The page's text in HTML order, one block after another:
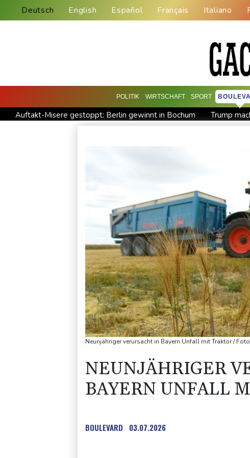
Deutsch English Español Français Italiano
POLITIK WIRTSCHAFT SPORT
Auftakt-Misere gestoppt: Berlin gewinnt in Bochum Trump
Mindestens zehn Tote bei Angriffen der pro-iranischen Huthis im
Neunjähriger verursacht in Bayern Unfall mit Traktor /
NEUNJÄHRIGER
BAYERN UNFALL
BOULEVARD 03.07.2026